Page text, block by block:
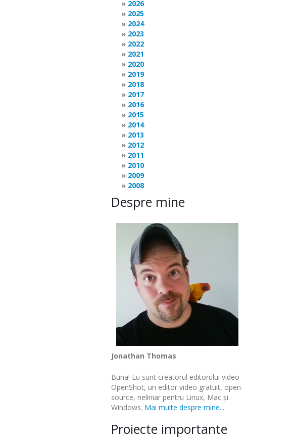
2026
2025
2024
2023
2022
2021
2020
2019
2018
2017
2016
2015
2014
2013
2012
2011
2010
2009
2008
Despre mine
Jonathan Thomas
Buna! Eu sunt creatorul editorului video
OpenShot, un editor video gratuit, open-
source, neliniar pentru Linux, Mac și
Windows. Mai multe despre mine...
Proiecte importante